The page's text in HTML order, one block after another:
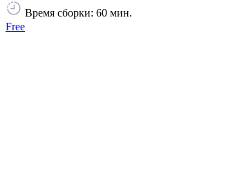
Время сборки: 60 мин.
Free